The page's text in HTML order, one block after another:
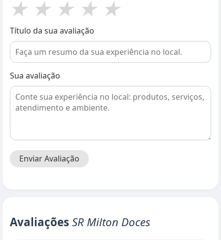
★ ★ ★ ★ ★
Título da sua avaliação
Sua avaliação
Enviar Avaliação
AvaliaçõesSR Milton Doces